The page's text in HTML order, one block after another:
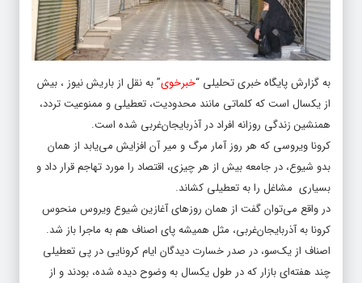
به گزارش پایگاه خبری تحلیلی “خبرخوی” به نقل از باریش نیوز ، بیش
از یکسال است که کلماتی مانند محدودیت، تعطیلی و ممنوعیت تردد،
همنشین زندگی روزانه افراد در آذربایجان‌غربی شده است.
کرونا ویروسی که هر روز آمار مرگ و میر آن افزایش می‌یابد از همان
بدو شیوع، در جامعه بیش از هر چیزی، اقتصاد را مورد تهاجم قرار داد و
بسیاری مشاغل را به تعطیلی کشاند.
در واقع می‌توان گفت از همان روزهای آغازین شیوع ویروس منحوس
کرونا به آذربایجان‌غربی، مثل همیشه پای اصناف هم به ماجرا باز شد.
اصناف از یک‌سو، در صدر خسارت دیدگان ایام کرونایی در پی تعطیلی
چند هفته‌ای بازار که در طول یکسال به وضوح دیده شده، بودند و از